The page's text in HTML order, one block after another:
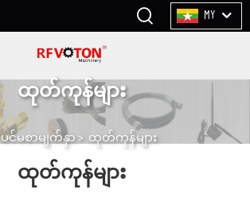
MY
ထုတ်ကုန်များ
ပင်မစာမျက်နှာ > ထုတ်ကုန်များ
ထုတ်ကုန်များ